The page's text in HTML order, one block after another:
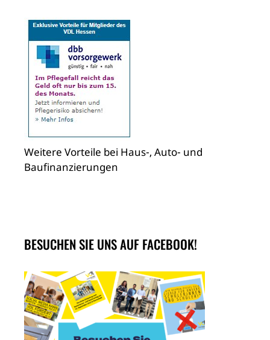
Weitere Vorteile bei Haus-, Auto- und
Baufinanzierungen
BESUCHEN SIE UNS AUF FACEBOOK!